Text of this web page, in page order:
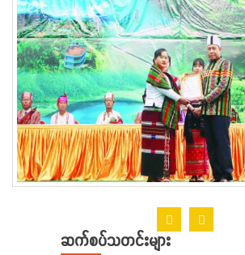
ဆက်စပ်သတင်းများ